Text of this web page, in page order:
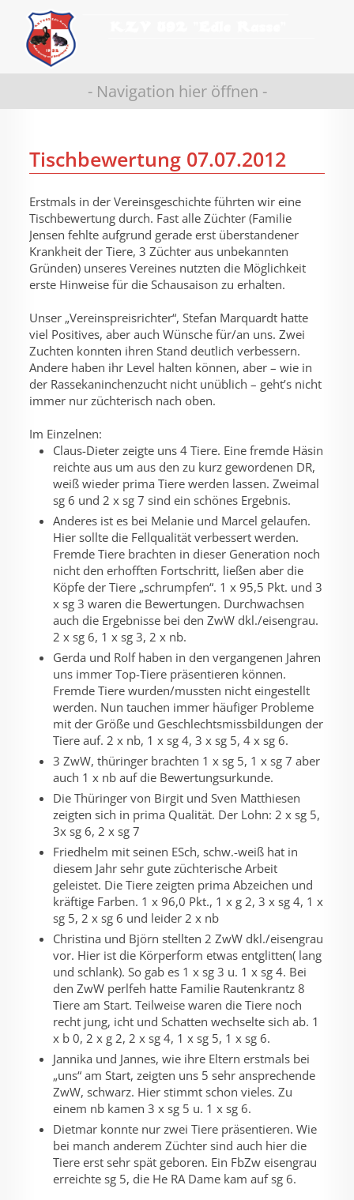
- Navigation hier öffnen -
Tischbewertung 07.07.2012
Erstmals in der Vereinsgeschichte führten wir eine
Tischbewertung durch. Fast alle Züchter (Familie
Jensen fehlte aufgrund gerade erst überstandener
Krankheit der Tiere, 3 Züchter aus unbekannten
Gründen) unseres Vereines nutzten die Möglichkeit
erste Hinweise für die Schausaison zu erhalten.
Unser „Vereinspreisrichter“, Stefan Marquardt hatte
viel Positives, aber auch Wünsche für/an uns. Zwei
Zuchten konnten ihren Stand deutlich verbessern.
Andere haben ihr Level halten können, aber – wie in
der Rassekaninchenzucht nicht unüblich – geht’s nicht
immer nur züchterisch nach oben.
Im Einzelnen:
Claus-Dieter zeigte uns 4 Tiere. Eine fremde Häsin
reichte aus um aus den zu kurz gewordenen DR,
weiß wieder prima Tiere werden lassen. Zweimal
sg 6 und 2 x sg 7 sind ein schönes Ergebnis.
Anderes ist es bei Melanie und Marcel gelaufen.
Hier sollte die Fellqualität verbessert werden.
Fremde Tiere brachten in dieser Generation noch
nicht den erhofften Fortschritt, ließen aber die
Köpfe der Tiere „schrumpfen“. 1 x 95,5 Pkt. und 3
x sg 3 waren die Bewertungen. Durchwachsen
auch die Ergebnisse bei den ZwW dkl./eisengrau.
2 x sg 6, 1 x sg 3, 2 x nb.
Gerda und Rolf haben in den vergangenen Jahren
uns immer Top-Tiere präsentieren können.
Fremde Tiere wurden/mussten nicht eingestellt
werden. Nun tauchen immer häufiger Probleme
mit der Größe und Geschlechtsmissbildungen der
Tiere auf. 2 x nb, 1 x sg 4, 3 x sg 5, 4 x sg 6.
3 ZwW, thüringer brachten 1 x sg 5, 1 x sg 7 aber
auch 1 x nb auf die Bewertungsurkunde.
Die Thüringer von Birgit und Sven Matthiesen
zeigten sich in prima Qualität. Der Lohn: 2 x sg 5,
3x sg 6, 2 x sg 7
Friedhelm mit seinen ESch, schw.-weiß hat in
diesem Jahr sehr gute züchterische Arbeit
geleistet. Die Tiere zeigten prima Abzeichen und
kräftige Farben. 1 x 96,0 Pkt., 1 x g 2, 3 x sg 4, 1 x
sg 5, 2 x sg 6 und leider 2 x nb
Christina und Björn stellten 2 ZwW dkl./eisengrau
vor. Hier ist die Körperform etwas entglitten( lang
und schlank). So gab es 1 x sg 3 u. 1 x sg 4. Bei
den ZwW perlfeh hatte Familie Rautenkrantz 8
Tiere am Start. Teilweise waren die Tiere noch
recht jung, icht und Schatten wechselte sich ab. 1
x b 0, 2 x g 2, 2 x sg 4, 1 x sg 5, 1 x sg 6.
Jannika und Jannes, wie ihre Eltern erstmals bei
„uns“ am Start, zeigten uns 5 sehr ansprechende
ZwW, schwarz. Hier stimmt schon vieles. Zu
einem nb kamen 3 x sg 5 u. 1 x sg 6.
Dietmar konnte nur zwei Tiere präsentieren. Wie
bei manch anderem Züchter sind auch hier die
Tiere erst sehr spät geboren. Ein FbZw eisengrau
erreichte sg 5, die He RA Dame kam auf sg 6.